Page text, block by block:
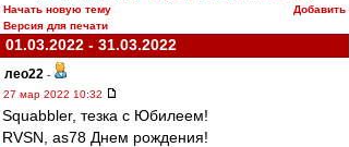
Начать новую тему
Добавить
Версия для печати
01.03.2022 - 31.03.2022
лео22 -
27 мар 2022 10:32
Squabbler, тезка с Юбилеем!
RVSN, as78 Днем рождения!